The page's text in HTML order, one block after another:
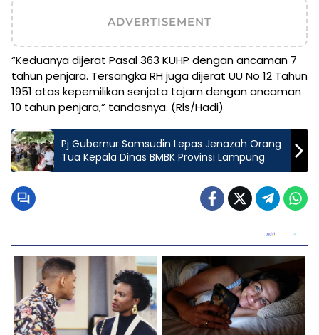
ADVERTISEMENT
“Keduanya dijerat Pasal 363 KUHP dengan ancaman 7
tahun penjara. Tersangka RH juga dijerat UU No 12 Tahun
1951 atas kepemilikan senjata tajam dengan ancaman
10 tahun penjara,” tandasnya. (Rls/Hadi)
Pj Gubernur Samsudin Lepas Jenazah Orang
Tua Kepala Dinas BMBK Provinsi Lampung